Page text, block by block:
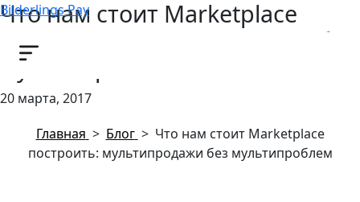
Bilderlings Pay
Что нам стоит Marketрlace
построить: мультипродажи без
мультипроблем
20 марта, 2017
Главная > Блог > Что нам стоит Marketрlace
построить: мультипродажи без мультипроблем